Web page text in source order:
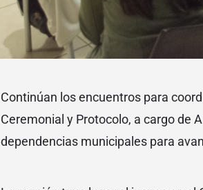
Continúan los encuentros para
Ceremonial y Protocolo, a cargo de
dependencias municipales para